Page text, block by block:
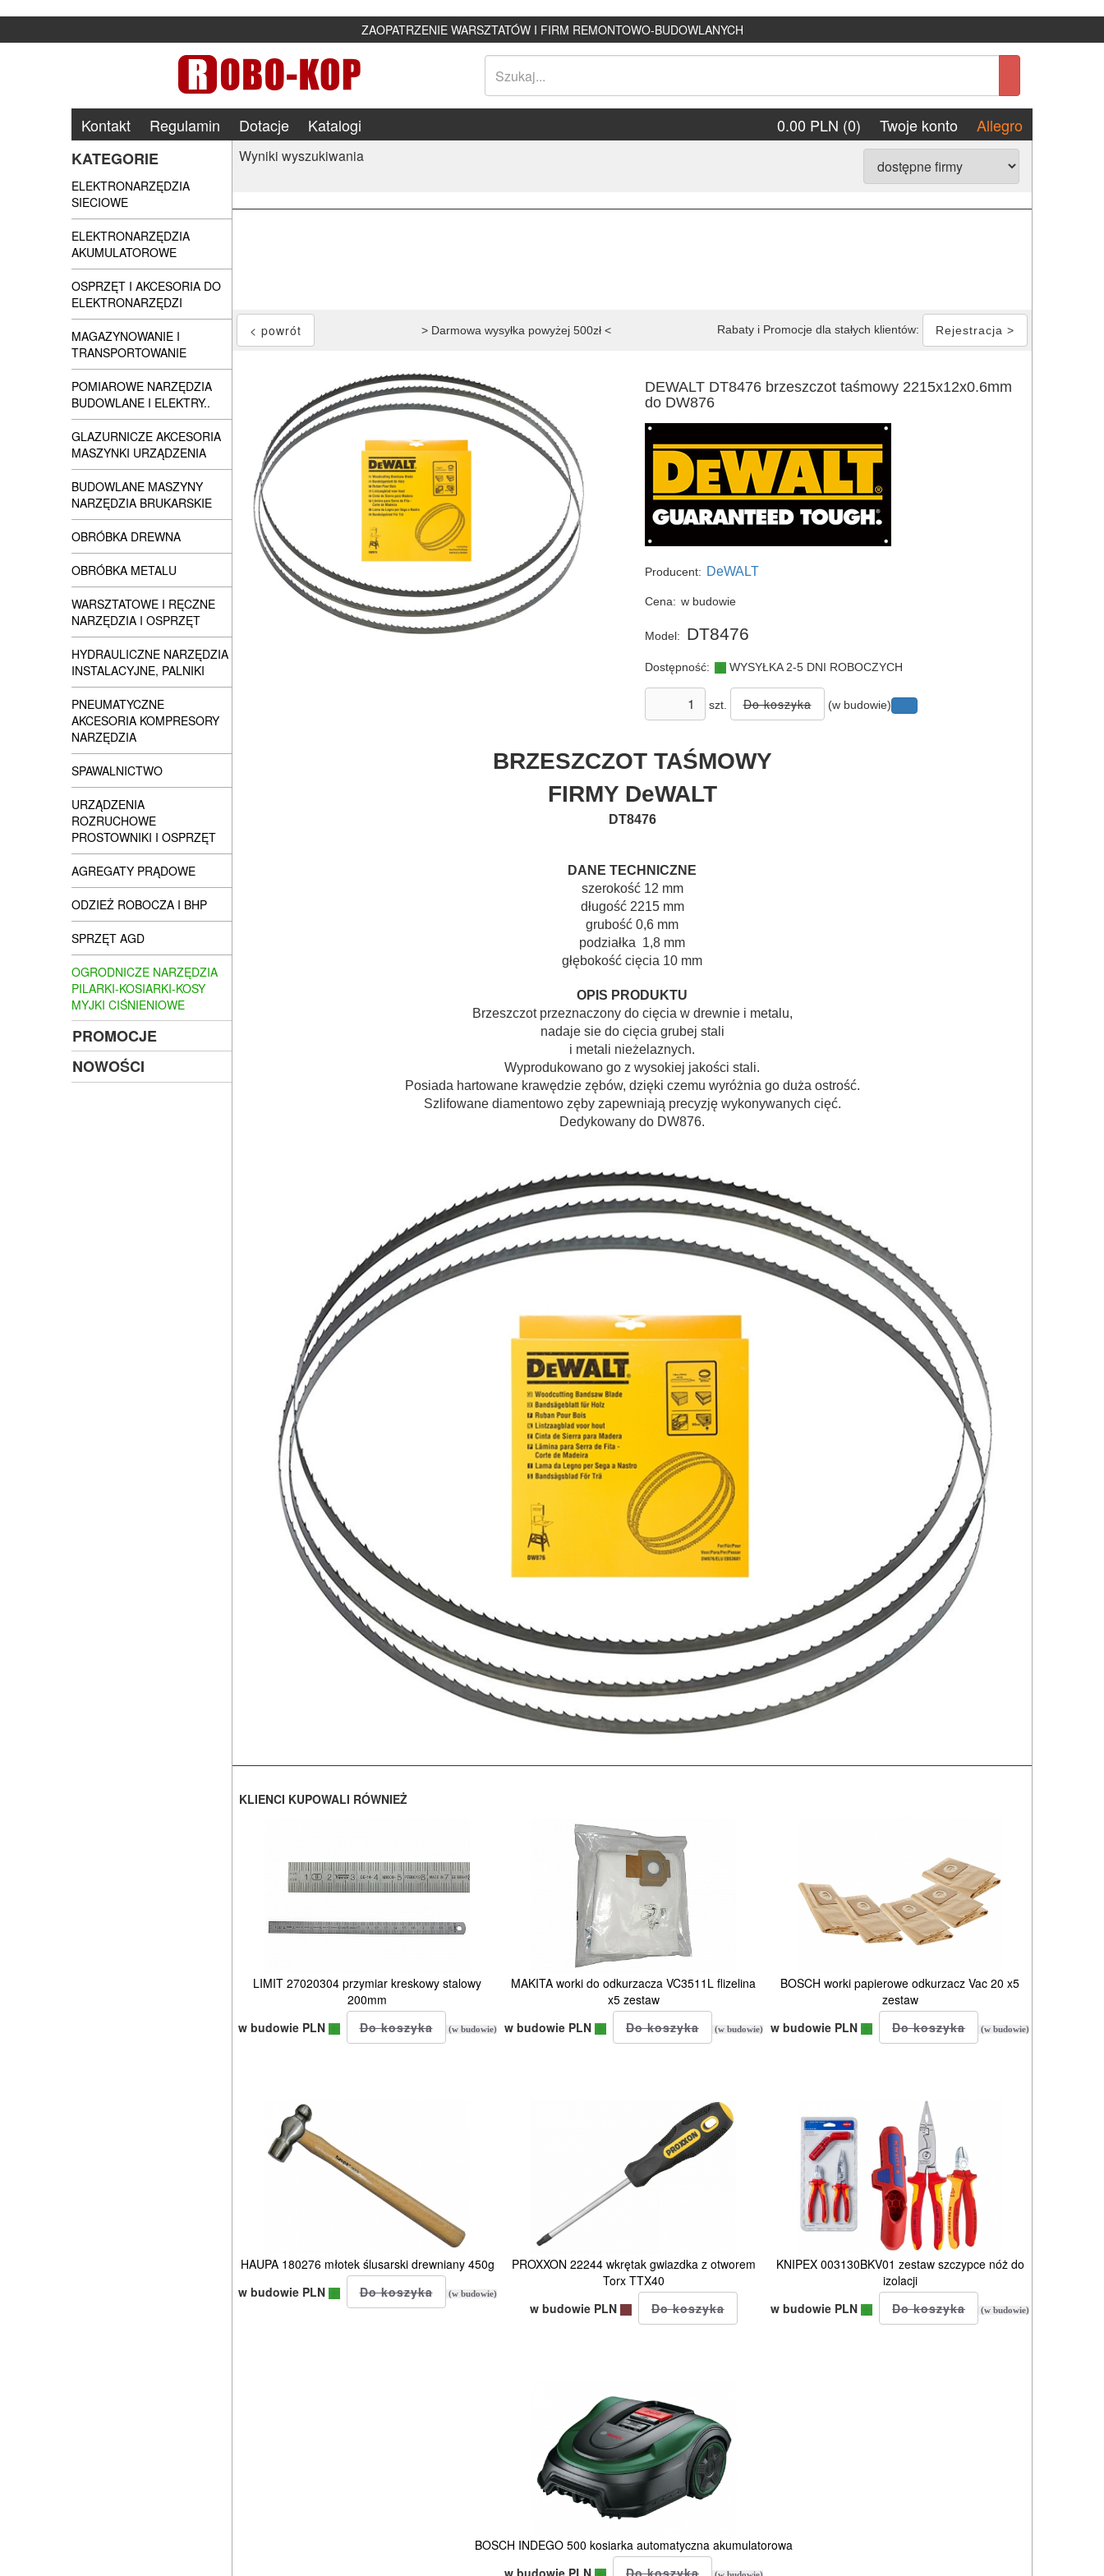
ZAOPATRZENIE WARSZTATÓW I FIRM REMONTOWO-BUDOWLANYCH
Kontakt Regulamin Dotacje Katalogi 0.00 PLN (0) Twoje konto
Allegro
KATEGORIE
ELEKTRONARZĘDZIA
SIECIOWE
ELEKTRONARZĘDZIA
AKUMULATOROWE
OSPRZĘT I AKCESORIA DO
ELEKTRONARZĘDZI
MAGAZYNOWANIE I
TRANSPORTOWANIE
POMIAROWE NARZĘDZIA
BUDOWLANE I ELEKTRY..
GLAZURNICZE AKCESORIA
MASZYNKI URZĄDZENIA
BUDOWLANE MASZYNY
NARZĘDZIA BRUKARSKIE
OBRÓBKA DREWNA
OBRÓBKA METALU
WARSZTATOWE I RĘCZNE
NARZĘDZIA I OSPRZĘT
HYDRAULICZNE NARZĘDZIA
INSTALACYJNE, PALNIKI
PNEUMATYCZNE
AKCESORIA KOMPRESORY
NARZĘDZIA
SPAWALNICTWO
URZĄDZENIA
ROZRUCHOWE
PROSTOWNIKI I OSPRZĘT
AGREGATY PRĄDOWE
ODZIEŻ ROBOCZA I BHP
SPRZĘT AGD
OGRODNICZE NARZĘDZIA
PILARKI-KOSIARKI-KOSY
MYJKI CIŚNIENIOWE
PROMOCJE
NOWOŚCI
Wyniki wyszukiwania
> Darmowa wysyłka powyżej 500zł < Rabaty i Promocje dla stałych klientów: Rejestracja >
DEWALT DT8476 brzeszczot taśmowy 2215x12x0.6mm
do DW876
Producent: DeWALT
Cena: w budowie
Model: DT8476
Dostępność: WYSYŁKA 2-5 DNI ROBOCZYCH
szt. (w budowie)
BRZESZCZOT TAŚMOWY
FIRMY DeWALT
DT8476
DANE TECHNICZNE
szerokość 12 mm
długość 2215 mm
grubość 0,6 mm
podziałka 1,8 mm
głębokość cięcia 10 mm
OPIS PRODUKTU
Brzeszczot przeznaczony do cięcia w drewnie i metalu,
nadaje sie do cięcia grubej stali
i metali nieżelaznych.
Wyprodukowano go z wysokiej jakości stali.
Posiada hartowane krawędzie zębów, dzięki czemu wyróżnia go duża ostrość.
Szlifowane diamentowo zęby zapewniają precyzję wykonywanych cięć.
Dedykowany do DW876.
KLIENCI KUPOWALI RÓWNIEŻ
LIMIT 27020304 przymiar kreskowy stalowy
200mm
w budowie PLN
(w budowie)
MAKITA worki do odkurzacza VC3511L flizelina
x5 zestaw
w budowie PLN
(w budowie)
BOSCH worki papierowe odkurzacz Vac 20 x5
zestaw
w budowie PLN
(w budowie)
HAUPA 180276 młotek ślusarski drewniany 450g
w budowie PLN
(w budowie)
PROXXON 22244 wkrętak gwiazdka z otworem
Torx TTX40
w budowie PLN
KNIPEX 003130BKV01 zestaw szczypce nóż do
izolacji
w budowie PLN
(w budowie)
BOSCH INDEGO 500 kosiarka automatyczna akumulatorowa